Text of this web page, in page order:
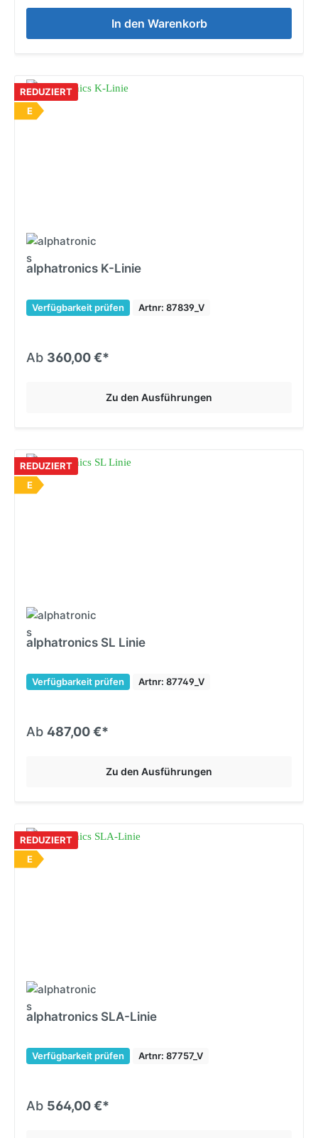
In den Warenkorb
REDUZIERT
E
alphatronics K-Linie
Verfügbarkeit prüfen Artnr: 87839_V
Ab 360,00 €*
Zu den Ausführungen
REDUZIERT
E
alphatronics SL Linie
Verfügbarkeit prüfen Artnr: 87749_V
Ab 487,00 €*
Zu den Ausführungen
REDUZIERT
E
alphatronics SLA-Linie
Verfügbarkeit prüfen Artnr: 87757_V
Ab 564,00 €*